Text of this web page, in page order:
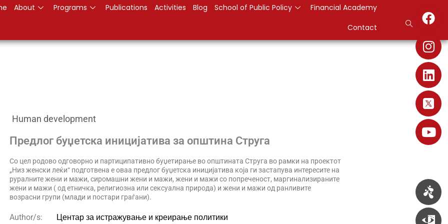
About Programs Publications Activities Blog School of Public Policy
Financial Academy
Contact
Human development
Предлог буџетска иницијатива за општина Струга
Со цел родово одговорно и партиципативно буџетирање во општината Струга во рамки на проектот
„Низ женски леќи“ подготвена е оваа предлог буџетска иницијатива која ги застапува интересите на
руралните жени и мажи, сиромашни жени и мажи, жени и мажи со попреченост, маргинализираните
жени и мажи ( од етничка, религиозна или сексуална природа) и жени и мажи од ранливите
возрасни групи (млади и постари граѓани).
Author/s: Центар за истражување и креирање политики